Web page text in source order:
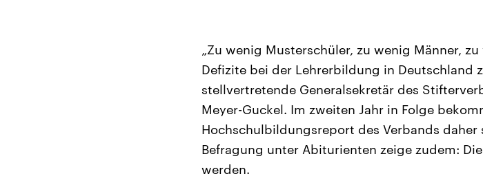
„Zu wenig Musterschüler, zu wenig Männer,
Defizite bei der Lehrerbildung in Deutschland
stellvertretende Generalsekretär des
Meyer-Guckel. Im zweiten Jahr in Folge
Hochschulbildungsreport des Verbands
Befragung unter Abiturienten zeige zudem:
werden.